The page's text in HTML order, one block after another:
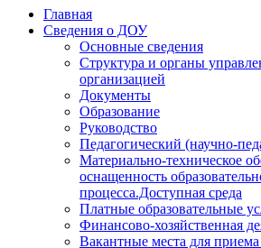
Главная
Сведения о ДОУ
Основные сведения
Структура и органы
организацией
Документы
Образование
Руководство
Педагогический (научно-
Материально-техническое
оснащенность
процесса.Доступная среда
Платные образовательные
Финансово-хозяйственная
Вакантные места для